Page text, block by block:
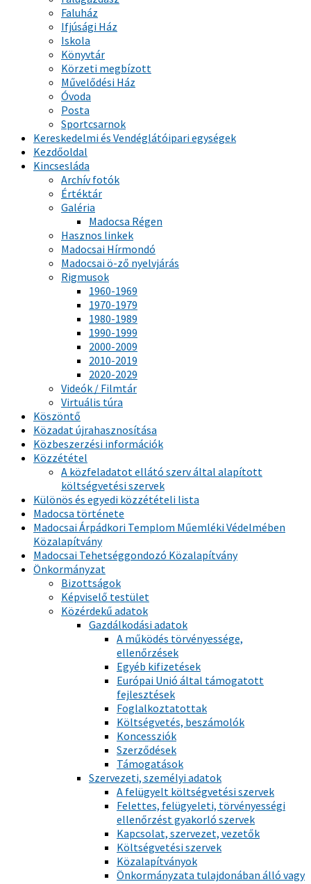
Faluház
Ifjúsági Ház
Iskola
Könyvtár
Körzeti megbízott
Művelődési Ház
Óvoda
Posta
Sportcsarnok
Kereskedelmi és Vendéglátóipari egységek
Kezdőoldal
Kincsesláda
Archív fotók
Értéktár
Galéria
Madocsa Régen
Hasznos linkek
Madocsai Hírmondó
Madocsai ö-ző nyelvjárás
Rigmusok
1960-1969
1970-1979
1980-1989
1990-1999
2000-2009
2010-2019
2020-2029
Videók / Filmtár
Virtuális túra
Köszöntő
Közadat újrahasznosítása
Közbeszerzési információk
Közzététel
A közfeladatot ellátó szerv által alapított
költségvetési szervek
Különös és egyedi közzétételi lista
Madocsa története
Madocsai Árpádkori Templom Műemléki Védelmében
Közalapítvány
Madocsai Tehetséggondozó Közalapítvány
Önkormányzat
Bizottságok
Képviselő testület
Közérdekű adatok
Gazdálkodási adatok
A működés törvényessége,
ellenőrzések
Egyéb kifizetések
Európai Unió által támogatott
fejlesztések
Foglalkoztatottak
Költségvetés, beszámolók
Koncessziók
Szerződések
Támogatások
Szervezeti, személyi adatok
A felügyelt költségvetési szervek
Felettes, felügyeleti, törvényességi
ellenőrzést gyakorló szervek
Kapcsolat, szervezet, vezetők
Költségvetési szervek
Közalapítványok
Önkormányzata tulajdonában álló vagy